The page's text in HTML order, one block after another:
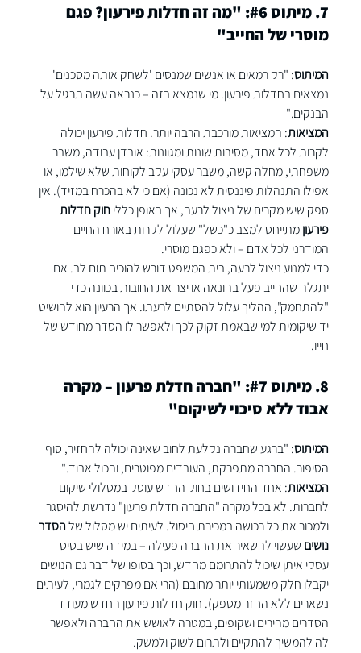
7. מיתוס #6: "מה זה חדלות פירעון? פגם
מוסרי של החייב"
המיתוס: "רק רמאים או אנשים שמנסים 'לשחק אותה מסכנים'
נמצאים בחדלות פירעון. מי שנמצא בזה – כנראה עשה תרגיל על
הבנקים."
המציאות: המציאות מורכבת הרבה יותר. חדלות פירעון יכולה
לקרות לכל אחד, מסיבות שונות ומגוונות: אובדן עבודה, משבר
משפחתי, מחלה קשה, משבר עסקי עקב לקוחות שלא שילמו, או
אפילו התנהלות פיננסית לא נכונה (אם כי לא בהכרח במזיד). אין
ספק שיש מקרים של ניצול לרעה, אך באופן כללי חוק חדלות
פירעון מתייחס למצב כ"כשל" שעלול לקרות באורח החיים
המודרני לכל אדם – ולא כפגם מוסרי.
כדי למנוע ניצול לרעה, בית המשפט דורש להוכיח תום לב. אם
יתגלה שהחייב פעל בהונאה או יצר את החובות בכוונה כדי
"להתחמק", ההליך עלול להסתיים לרעתו. אך הרעיון הוא להושיט
יד שיקומית למי שבאמת זקוק לכך ולאפשר לו הסדר מחודש של
חייו.
8. מיתוס #7: "חברה חדלת פרעון – מקרה
אבוד ללא סיכוי לשיקום"
המיתוס: "ברגע שחברה נקלעת לחוב שאינה יכולה להחזיר, סוף
הסיפור. החברה מתפרקת, העובדים מפוטרים, והכול אבוד."
המציאות: אחד החידושים בחוק החדש עוסק במסלולי שיקום
לחברות. לא בכל מקרה "החברה חדלת פרעון" נדרשת להיסגר
ולמכור את כל רכושה במכירת חיסול. לעיתים יש מסלול של הסדר
נושים שעשוי להשאיר את החברה פעילה – במידה שיש בסיס
עסקי איתן שיכול להתרומם מחדש, וכך בסופו של דבר גם הנושים
יקבלו חלק משמעותי יותר מחובם (הרי אם מפרקים לגמרי, לעיתים
נשארים ללא החזר מספק). חוק חדלות פירעון החדש מעודד
הסדרים מהירים ושקופים, במטרה לאושש את החברה ולאפשר
לה להמשיך להתקיים ולתרום לשוק ולמשק.